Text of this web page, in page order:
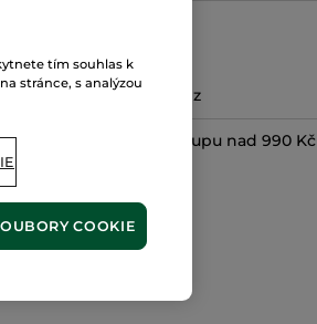
Zabezpečená platba
Možnost vrácení peněz
Doprava zdarma při nákupu nad 990 Kč
ZJISTIT VÍCE
tím souhlas k
stránce, s analýzou
COOKIE